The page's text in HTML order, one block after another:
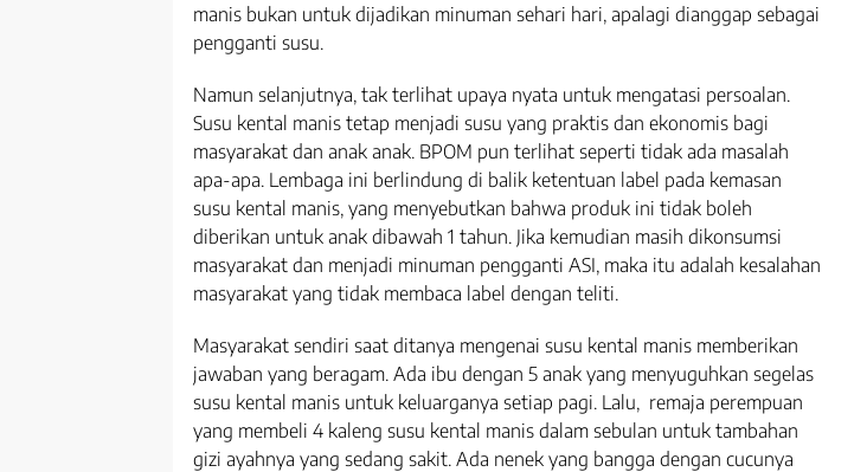
manis bukan untuk dijadikan minuman sehari hari, apalagi dianggap sebagai
pengganti susu.
Namun selanjutnya, tak terlihat upaya nyata untuk mengatasi persoalan.
Susu kental manis tetap menjadi susu yang praktis dan ekonomis bagi
masyarakat dan anak anak. BPOM pun terlihat seperti tidak ada masalah
apa-apa. Lembaga ini berlindung di balik ketentuan label pada kemasan
susu kental manis, yang menyebutkan bahwa produk ini tidak boleh
diberikan untuk anak dibawah 1 tahun. Jika kemudian masih dikonsumsi
masyarakat dan menjadi minuman pengganti ASI, maka itu adalah kesalahan
masyarakat yang tidak membaca label dengan teliti.
Masyarakat sendiri saat ditanya mengenai susu kental manis memberikan
jawaban yang beragam. Ada ibu dengan 5 anak yang menyuguhkan segelas
susu kental manis untuk keluarganya setiap pagi. Lalu, remaja perempuan
yang membeli 4 kaleng susu kental manis dalam sebulan untuk tambahan
gizi ayahnya yang sedang sakit. Ada nenek yang bangga dengan cucunya